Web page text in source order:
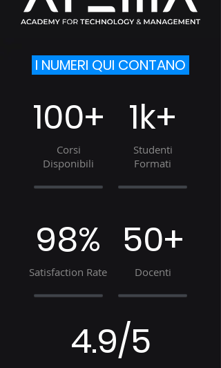
I NUMERI QUI CONTANO
100+
Corsi
Disponibili
1k+
Studenti
Formati
98%
Satisfaction Rate
50+
Docenti
4.9/5